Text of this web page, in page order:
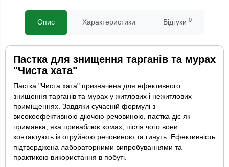
Опис Характеристики Відгуки 0
Пастка для знищення тарганів та мурах
"Чиста хата"
Пастка "Чиста хата" призначена для ефективного
знищення тарганів та мурах у житлових і нежитлових
приміщеннях. Завдяки сучасній формулі з
високоефективною діючою речовиною, пастка діє як
приманка, яка приваблює комах, після чого вони
контактують із отруйною речовиною та гинуть. Ефективність
підтверджена лабораторними випробуваннями та
практикою використання в побуті.